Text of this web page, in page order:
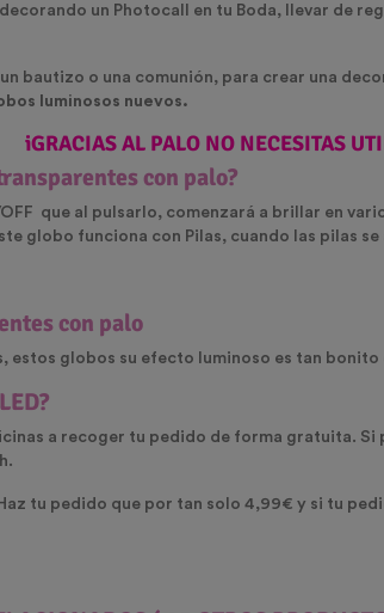
un Photocall en tu Boda, llevar de
bautizo o una comunión, para crear una
luminosos nuevos.
iGRACIAS AL PALO NO NECESITAS
con palo?
que al pulsarlo, comenzará a brillar en
globo funciona con Pilas, cuando las pilas
con palo
estos globos su efecto luminoso es tan
?
a recoger tu pedido de forma gratuita.
tu pedido que por tan solo 4,99€ y si tu